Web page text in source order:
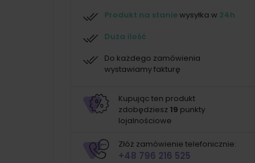
Produkt na staniewysyłka w 24h
Duża ilość
Do każdego zamówienia
wystawiamy fakturę
Kupując ten produkt
zdobędziesz 19 punkty
lojalnościowe
Złóż zamówienie telefonicznie:
+48 796 216 525